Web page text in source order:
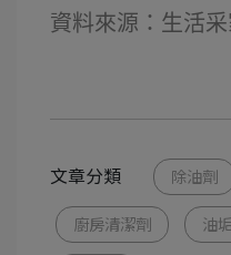
資料來源：生活
文章分類 除油劑
廚房清潔劑 油